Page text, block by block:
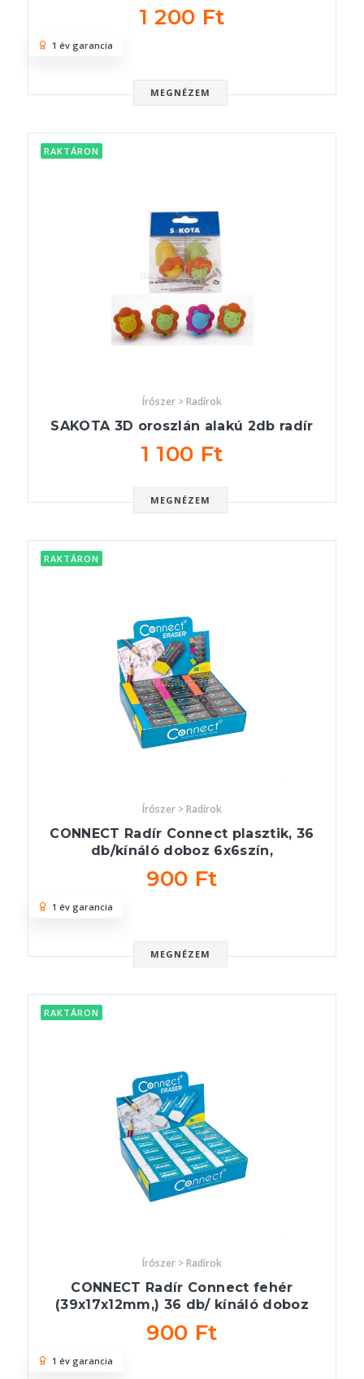
1 200 Ft
MEGNÉZEM
1 év garancia
RAKTÁRON
Írószer > Radírok
SAKOTA 3D oroszlán alakú 2db radír
1 100 Ft
MEGNÉZEM
RAKTÁRON
Írószer > Radírok
CONNECT Radír Connect plasztik, 36
db/kínáló doboz 6x6szín,
900 Ft
MEGNÉZEM
1 év garancia
RAKTÁRON
Írószer > Radírok
CONNECT Radír Connect fehér
(39x17x12mm,) 36 db/ kínáló doboz
900 Ft
1 év garancia